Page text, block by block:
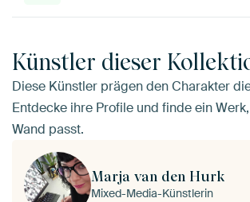
Künstler dieser
Diese Künstler prägen den Charakter
Entdecke ihre Profile und finde ein
Wand passt.
Marja van den Hurk
Mixed-Media-Künstlerin